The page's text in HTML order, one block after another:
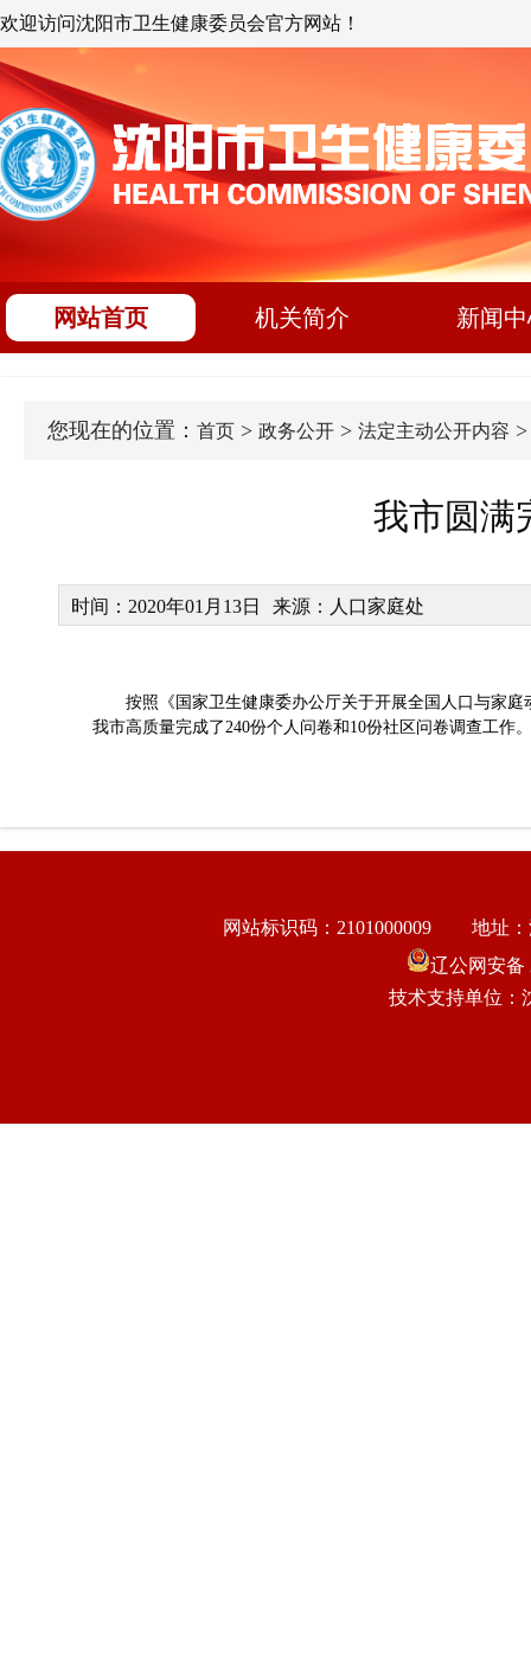
欢迎访问沈阳市卫生健康委员会官方网站！
网站首页 机关简介 新闻
您现在的位置： 首页 > 政务公开 > 法定主动公开内容
我市圆满
时间：2020年01月13日 来源：人口家庭处
按照《国家卫生健康委办公厅关于开展全国人口与家
我市高质量完成了240份个人问卷和10份社区问卷调查工作。
网站标识码：2101000009
地址
辽公网安备
技术支持单位：